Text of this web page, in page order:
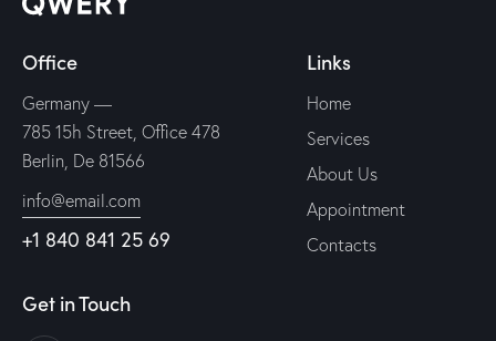
Office
Germany —
785 15h Street, Office 478
Berlin, De 81566
info@email.com
+1 840 841 25 69
Links
Home
Services
About Us
Appointment
Contacts
Get in Touch